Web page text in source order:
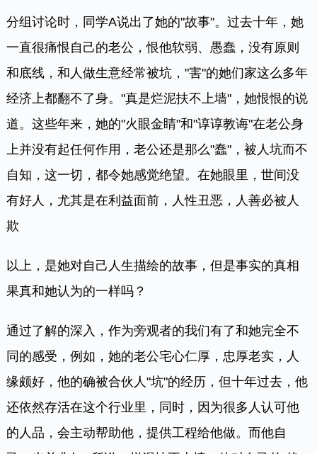
分组讨论时，同学A说出了她的"故事"。过去十年，她
一直很痛恨自己的老公，恨他软弱、愚蠢，没有原则
和底线，和人做生意经常被坑，"害"的她们家这么多年
经济上都翻不了身。"真是烂泥扶不上墙"，她恨恨的说
道。这些年来，她的"火眼金睛"和"谆谆教诲"在老公身
上并没有起任何作用，老公还是那么"蠢"，被人坑而不
自知，这一切，都令她感觉绝望。在她眼里，世间没
有好人，尤其是在利益面前，人性丑恶，人善必被人
欺
以上，是她对自己人生描绘的故事，但是事实的真相
果真和她认为的一样吗？
通过了解的深入，作为旁观者的我们有了和她完全不
同的感受，例如，她的老公宅心仁厚，忠厚老实，人
缘颇好，他的确被合伙人"坑"的经历，但十年过去，他
还依然存活在这个行业里，同时，因为很多人认可他
的人品，会主动帮助他，提供工程给他做。而他自